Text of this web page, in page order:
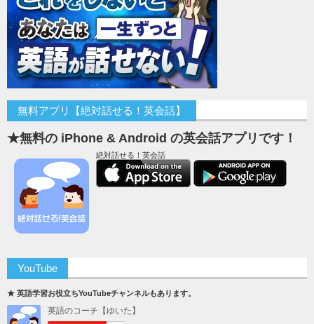
無料アプリ【絶対話せる！英会話】
★無料の iPhone & Android の英会話アプリです！
絶対話せる！英会話
YouTube
★ 英語学習お役立ちYouTubeチャンネルもあります。